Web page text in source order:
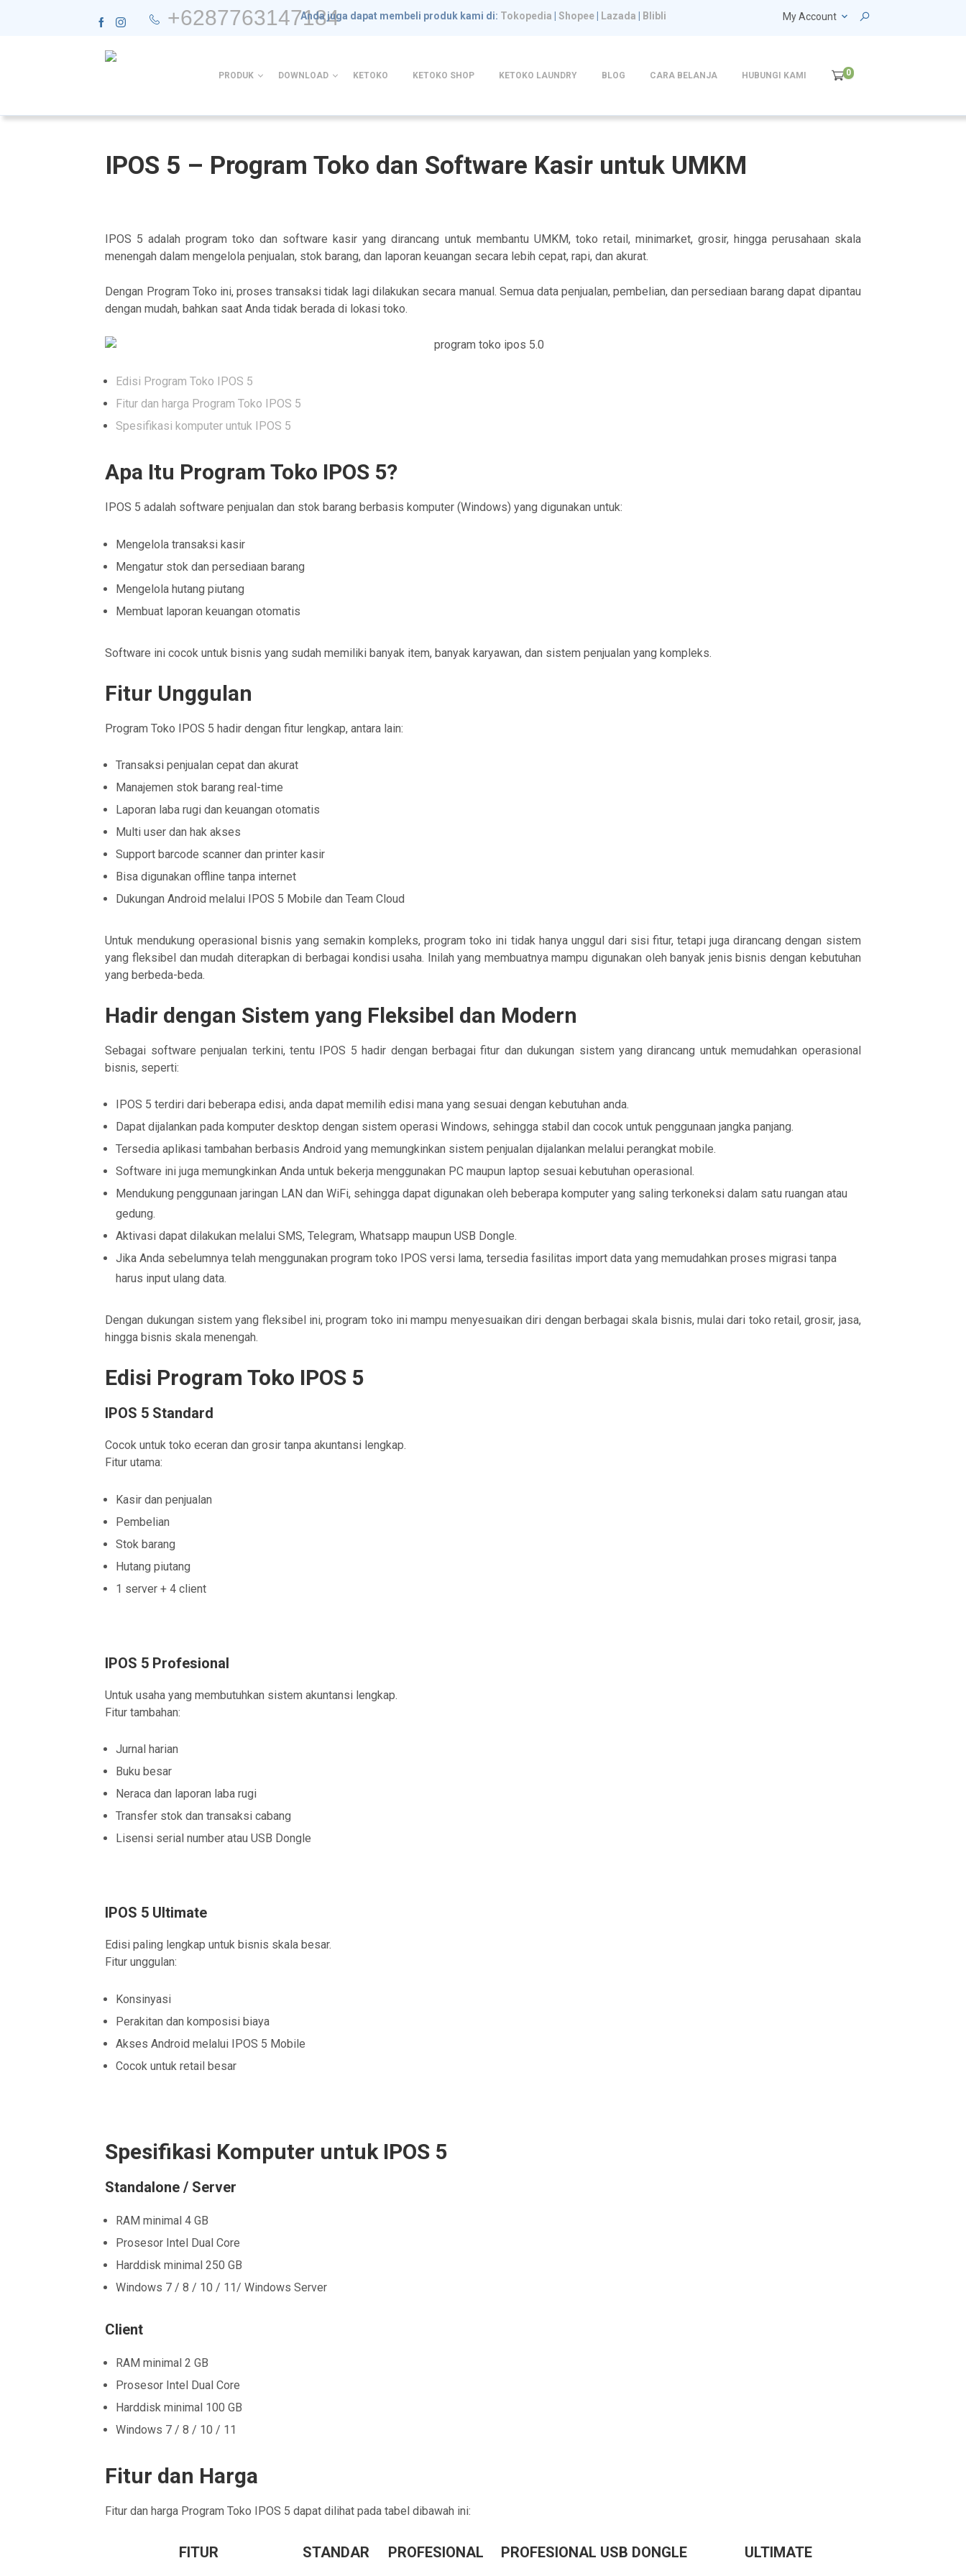
+6287763147184Anda juga dapat membeli produk kami di: Tokopedia Shopee| Lazada Blibli My Account
PRODUK DOWNLOAD KETOKO KETOKO SHOP KETOKO LAUNDRY BLOG CARA BELANJA HUBUNGI KAMI 0
IPOS 5 – Program Toko dan Software Kasir untuk UMKM
IPOS 5 adalah program toko dan software kasir yang dirancang untuk membantu UMKM, toko retail, minimarket, grosir, hingga perusahaan skala
menengah dalam mengelola penjualan, stok barang, dan laporan keuangan secara lebih cepat, rapi, dan akurat.
Dengan Program Toko ini, proses transaksi tidak lagi dilakukan secara manual. Semua data penjualan, pembelian, dan persediaan barang dapat dipantau
dengan mudah, bahkan saat Anda tidak berada di lokasi toko.
Edisi Program Toko IPOS 5
Fitur dan harga Program Toko IPOS 5
Spesifikasi komputer untuk IPOS 5
Apa Itu Program Toko IPOS 5?
IPOS 5 adalah software penjualan dan stok barang berbasis komputer (Windows) yang digunakan untuk:
Mengelola transaksi kasir
Mengatur stok dan persediaan barang
Mengelola hutang piutang
Membuat laporan keuangan otomatis
Software ini cocok untuk bisnis yang sudah memiliki banyak item, banyak karyawan, dan sistem penjualan yang kompleks.
Fitur Unggulan
Program Toko IPOS 5 hadir dengan fitur lengkap, antara lain:
Transaksi penjualan cepat dan akurat
Manajemen stok barang real-time
Laporan laba rugi dan keuangan otomatis
Multi user dan hak akses
Support barcode scanner dan printer kasir
Bisa digunakan offline tanpa internet
Dukungan Android melalui IPOS 5 Mobile dan Team Cloud
Untuk mendukung operasional bisnis yang semakin kompleks, program toko ini tidak hanya unggul dari sisi fitur, tetapi juga dirancang dengan sistem
yang fleksibel dan mudah diterapkan di berbagai kondisi usaha. Inilah yang membuatnya mampu digunakan oleh banyak jenis bisnis dengan kebutuhan
yang berbeda-beda.
Hadir dengan Sistem yang Fleksibel dan Modern
Sebagai software penjualan terkini, tentu IPOS 5 hadir dengan berbagai fitur dan dukungan sistem yang dirancang untuk memudahkan operasional
bisnis, seperti:
IPOS 5 terdiri dari beberapa edisi, anda dapat memilih edisi mana yang sesuai dengan kebutuhan anda.
Dapat dijalankan pada komputer desktop dengan sistem operasi Windows, sehingga stabil dan cocok untuk penggunaan jangka panjang.
Tersedia aplikasi tambahan berbasis Android yang memungkinkan sistem penjualan dijalankan melalui perangkat mobile.
Software ini juga memungkinkan Anda untuk bekerja menggunakan PC maupun laptop sesuai kebutuhan operasional.
Mendukung penggunaan jaringan LAN dan WiFi, sehingga dapat digunakan oleh beberapa komputer yang saling terkoneksi dalam satu ruangan atau
gedung.
Aktivasi dapat dilakukan melalui SMS, Telegram, Whatsapp maupun USB Dongle.
Jika Anda sebelumnya telah menggunakan program toko IPOS versi lama, tersedia fasilitas import data yang memudahkan proses migrasi tanpa
harus input ulang data.
Dengan dukungan sistem yang fleksibel ini, program toko ini mampu menyesuaikan diri dengan berbagai skala bisnis, mulai dari toko retail, grosir, jasa,
hingga bisnis skala menengah.
Edisi Program Toko IPOS 5
IPOS 5 Standard
Cocok untuk toko eceran dan grosir tanpa akuntansi lengkap.
Fitur utama:
Kasir dan penjualan
Pembelian
Stok barang
Hutang piutang
1 server + 4 client
IPOS 5 Profesional
Untuk usaha yang membutuhkan sistem akuntansi lengkap.
Fitur tambahan:
Jurnal harian
Buku besar
Neraca dan laporan laba rugi
Transfer stok dan transaksi cabang
Lisensi serial number atau USB Dongle
IPOS 5 Ultimate
Edisi paling lengkap untuk bisnis skala besar.
Fitur unggulan:
Konsinyasi
Perakitan dan komposisi biaya
Akses Android melalui IPOS 5 Mobile
Cocok untuk retail besar
Spesifikasi Komputer untuk IPOS 5
Standalone / Server
RAM minimal 4 GB
Prosesor Intel Dual Core
Harddisk minimal 250 GB
Windows 7 / 8 / 10 / 11/ Windows Server
Client
RAM minimal 2 GB
Prosesor Intel Dual Core
Harddisk minimal 100 GB
Windows 7 / 8 / 10 / 11
Fitur dan Harga
Fitur dan harga Program Toko IPOS 5 dapat dilihat pada tabel dibawah ini:
FITUR STANDAR PROFESIONAL PROFESIONAL USB DONGLE ULTIMATE